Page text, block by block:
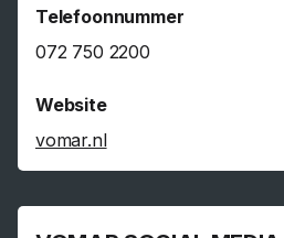
Telefoonnummer
072 750 2200
Website
vomar.nl